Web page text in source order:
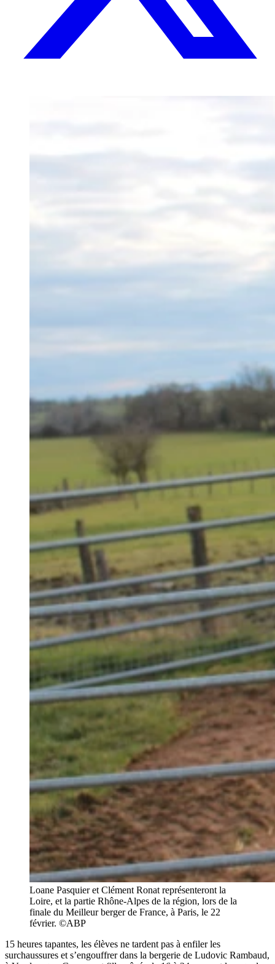
Loane Pasquier et Clément Ronat représenteront la
Loire, et la partie Rhône-Alpes de la région, lors de la
finale du Meilleur berger de France, à Paris, le 22
février. ©ABP
15 heures tapantes, les élèves ne tardent pas à enfiler les
surchaussures et s’engouffrer dans la bergerie de Ludovic Rambaud,